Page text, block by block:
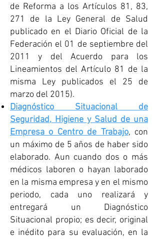
de Reforma a los Artículos 81, 83,
271 de la Ley General de Salud
publicado en el Diario Oficial de la
Federación el 01 de septiembre del
2011 y del Acuerdo para los
Lineamientos del Artículo 81 de la
misma Ley publicados el 25 de
marzo del 2015).
Diagnóstico Situacional de
Seguridad, Higiene y Salud de una
Empresa o Centro de Trabajo, con
un máximo de 5 años de haber sido
elaborado. Aun cuando dos o más
médicos laboren o hayan laborado
en la misma empresa y en el mismo
periodo, cada uno realizará y
entregará un Diagnóstico
Situacional propio; es decir, original
e inédito para su evaluación, en la